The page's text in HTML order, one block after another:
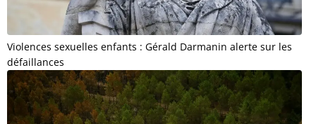
Violences sexuelles enfants : Gérald Darmanin alerte sur les
défaillances